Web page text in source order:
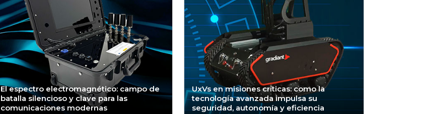
El espectro electromagnético: campo de
batalla silencioso y clave para las
comunicaciones modernas
UxVs en misiones críticas: como la
tecnología avanzada impulsa su
seguridad, autonomía y eficiencia